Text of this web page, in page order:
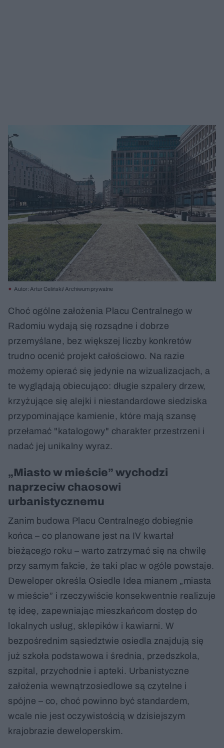
Autor: Artur Celiński/ Archiwum prywatne
Choć ogólne założenia Placu Centralnego w
Radomiu wydają się rozsądne i dobrze
przemyślane, bez większej liczby konkretów
trudno ocenić projekt całościowo. Na razie
możemy opierać się jedynie na wizualizacjach, a
te wyglądają obiecująco: długie szpalery drzew,
krzyżujące się alejki i niestandardowe siedziska
przypominające kamienie, które mają szansę
przełamać "katalogowy" charakter przestrzeni i
nadać jej unikalny wyraz.
„Miasto w mieście” wychodzi
naprzeciw chaosowi
urbanistycznemu
Zanim budowa Placu Centralnego dobiegnie
końca – co planowane jest na IV kwartał
bieżącego roku – warto zatrzymać się na chwilę
przy samym fakcie, że taki plac w ogóle powstaje.
Deweloper określa Osiedle Idea mianem „miasta
w mieście” i rzeczywiście konsekwentnie realizuje
tę ideę, zapewniając mieszkańcom dostęp do
lokalnych usług, sklepików i kawiarni. W
bezpośrednim sąsiedztwie osiedla znajdują się
już szkoła podstawowa i średnia, przedszkola,
szpital, przychodnie i apteki. Urbanistyczne
założenia wewnątrzosiedlowe są czytelne i
spójne – co, choć powinno być standardem,
wcale nie jest oczywistością w dzisiejszym
krajobrazie deweloperskim.